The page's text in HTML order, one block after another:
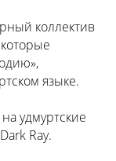
коллектив
языке.
удмуртские
Ray.